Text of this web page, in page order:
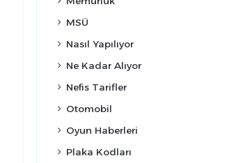
MSÜ
Nasıl Yapılıyor
Ne Kadar Alıyor
Nefis Tarifler
Otomobil
Oyun Haberleri
Plaka Kodları